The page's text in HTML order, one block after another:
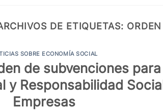
DE ETIQUETAS:
SOBRE ECONOMÍA SOCIAL
de subvenciones
y Responsabilidad
Empresas